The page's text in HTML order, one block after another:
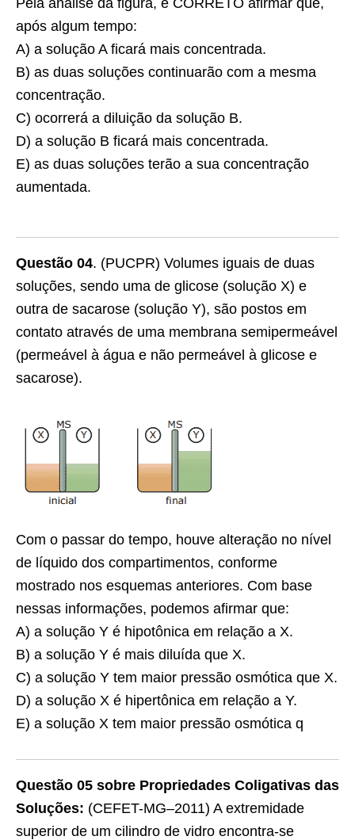
Pela análise da figura, é CORRETO afirmar que,
após algum tempo:
A) a solução A ficará mais concentrada.
B) as duas soluções continuarão com a mesma
concentração.
C) ocorrerá a diluição da solução B.
D) a solução B ficará mais concentrada.
E) as duas soluções terão a sua concentração
aumentada.
Questão 04. (PUCPR) Volumes iguais de duas
soluções, sendo uma de glicose (solução X) e
outra de sacarose (solução Y), são postos em
contato através de uma membrana semipermeável
(permeável à água e não permeável à glicose e
sacarose).
Com o passar do tempo, houve alteração no nível
de líquido dos compartimentos, conforme
mostrado nos esquemas anteriores. Com base
nessas informações, podemos afirmar que:
A) a solução Y é hipotônica em relação a X.
B) a solução Y é mais diluída que X.
C) a solução Y tem maior pressão osmótica que X.
D) a solução X é hipertônica em relação a Y.
E) a solução X tem maior pressão osmótica q
Questão 05 sobre Propriedades Coligativas das
Soluções: (CEFET-MG–2011) A extremidade
superior de um cilindro de vidro encontra-se